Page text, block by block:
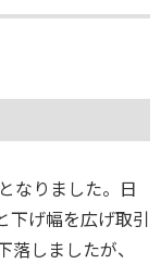
なりました。日
下げ幅を広げ取引
しましたが、